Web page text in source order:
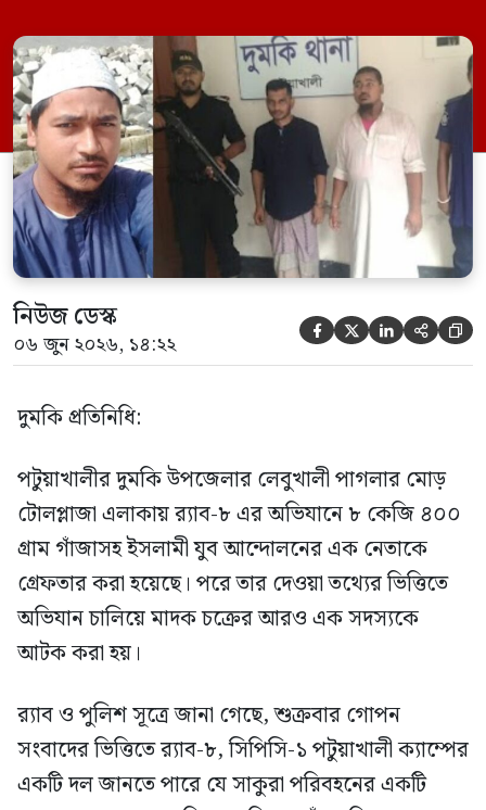
ভিত্তিতে অভিযান চালিয়ে মাদক চক্রের আরও
এক সদস্যকে আটক করা হয়। র‍্যাব ও পুলিশ
সূত্রে জানা গেছে, শুক্রবার গোপন সংবাদের
ভিত্তিতে র‍্যাব-৮, সিপিসি-১ পটুয়াখালী ক্যাম্পের
[…]
নিউজ ডেস্ক
০৬ জুন ২০২৬, ১৪:২২     
দুমকি প্রতিনিধি:
পটুয়াখালীর দুমকি উপজেলার লেবুখালী পাগলার মোড়
টোলপ্লাজা এলাকায় র‍্যাব-৮ এর অভিযানে ৮ কেজি ৪০০
গ্রাম গাঁজাসহ ইসলামী যুব আন্দোলনের এক নেতাকে
গ্রেফতার করা হয়েছে। পরে তার দেওয়া তথ্যের ভিত্তিতে
অভিযান চালিয়ে মাদক চক্রের আরও এক সদস্যকে
আটক করা হয়।
র‍্যাব ও পুলিশ সূত্রে জানা গেছে, শুক্রবার গোপন
সংবাদের ভিত্তিতে র‍্যাব-৮, সিপিসি-১ পটুয়াখালী ক্যাম্পের
একটি দল জানতে পারে যে সাকুরা পরিবহনের একটি